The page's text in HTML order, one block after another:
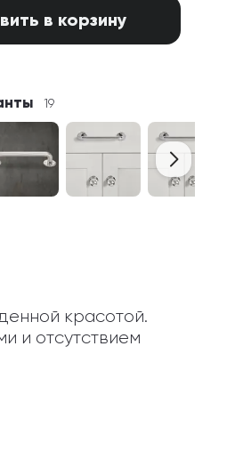
в корзину
19
красотой.
и отсутствием